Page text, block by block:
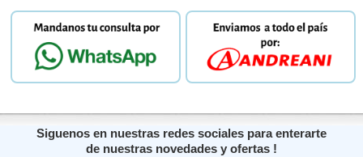
Siguenos en nuestras redes sociales para enterarte
de nuestras novedades y ofertas !